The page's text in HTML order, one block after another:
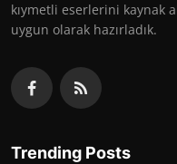
kıymetli eserlerini kaynak
uygun olarak hazırladık.
Trending Posts